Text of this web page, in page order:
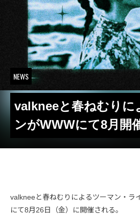
NEWS
valkneeと春ねむりに
ンがWWWにて8月開
valkneeと春ねむりによるツーマン・ラ
にて8月26日（金）に開催される。